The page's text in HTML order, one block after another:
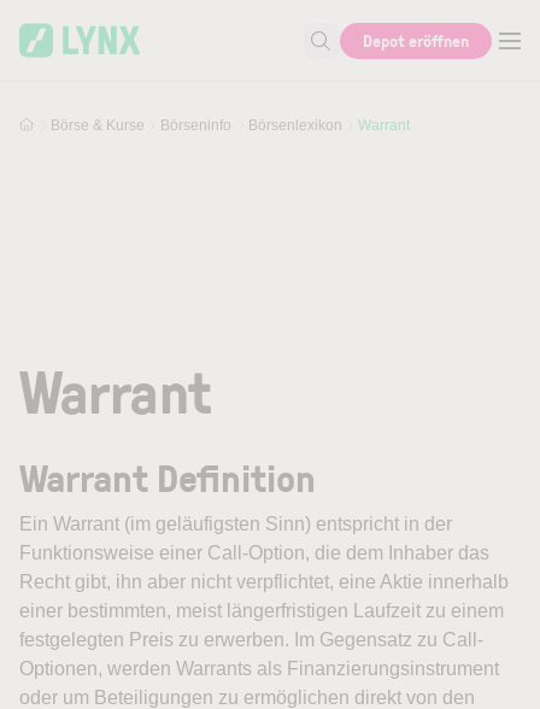
Suche nach Aktie, Autor...
Depot eröffnen
Börse & Kurse Börseninfo Börsenlexikon Warrant
Warrant
Warrant Definition
Ein Warrant (im geläufigsten Sinn) entspricht in der
Funktionsweise einer Call-Option, die dem Inhaber das
Recht gibt, ihn aber nicht verpflichtet, eine Aktie innerhalb
einer bestimmten, meist längerfristigen Laufzeit zu einem
festgelegten Preis zu erwerben. Im Gegensatz zu Call-
Optionen, werden Warrants als Finanzierungsinstrument
oder um Beteiligungen zu ermöglichen direkt von den